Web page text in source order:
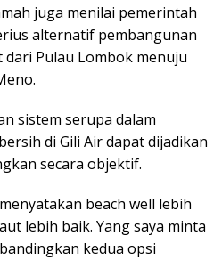
juga menilai pemerintah
alternatif pembangunan
Pulau Lombok menuju
sistem serupa dalam
di Gili Air dapat dijadikan
secara objektif.
beach well lebih
lebih baik. Yang saya minta
kedua opsi